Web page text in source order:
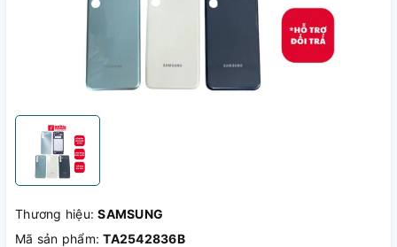
Thương hiệu:SAMSUNG
Mã sản phẩm:TA2542836B